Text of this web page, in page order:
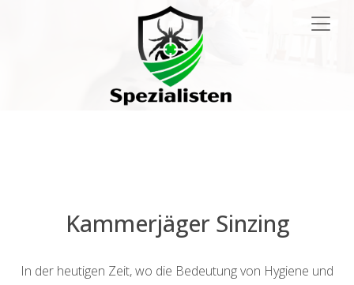
Kammerjäger Sinzing
In der heutigen Zeit, wo die Bedeutung von Hygiene und